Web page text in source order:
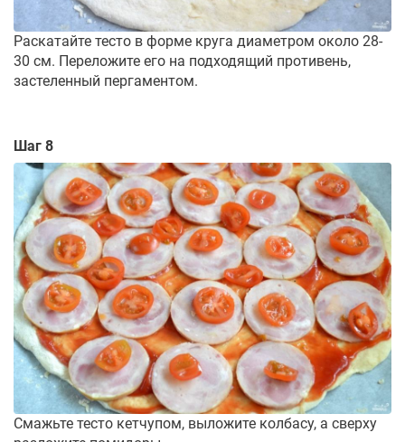
Раскатайте тесто в форме круга диаметром около 28-
30 см. Переложите его на подходящий противень,
застеленный пергаментом.
Шаг 8
Смажьте тесто кетчупом, выложите колбасу, а сверху